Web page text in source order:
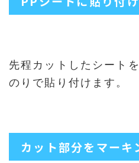
先程カットしたシート
のりで貼り付けます。
カット部分をマーキ